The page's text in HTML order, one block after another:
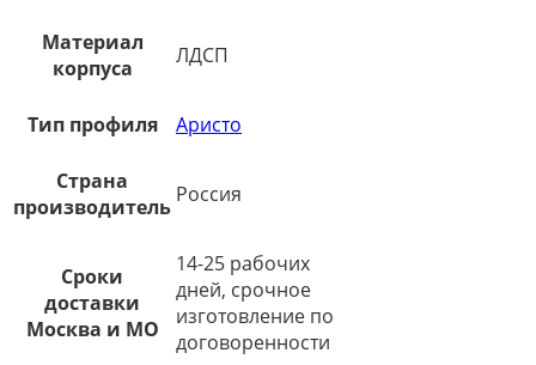
Материал
корпуса
ЛДСП
Тип профиля Аристо
Страна
производитель Россия
Сроки
доставки
Москва и МО
14-25 рабочих
дней, срочное
изготовление по
договоренности